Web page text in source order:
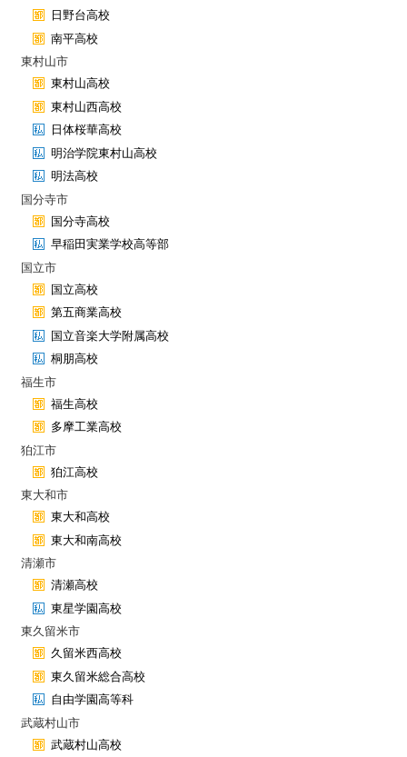
日野台高校
南平高校
東村山市
東村山高校
東村山西高校
日体桜華高校
明治学院東村山高校
明法高校
国分寺市
国分寺高校
早稲田実業学校高等部
国立市
国立高校
第五商業高校
国立音楽大学附属高校
桐朋高校
福生市
福生高校
多摩工業高校
狛江市
狛江高校
東大和市
東大和高校
東大和南高校
清瀬市
清瀬高校
東星学園高校
東久留米市
久留米西高校
東久留米総合高校
自由学園高等科
武蔵村山市
武蔵村山高校